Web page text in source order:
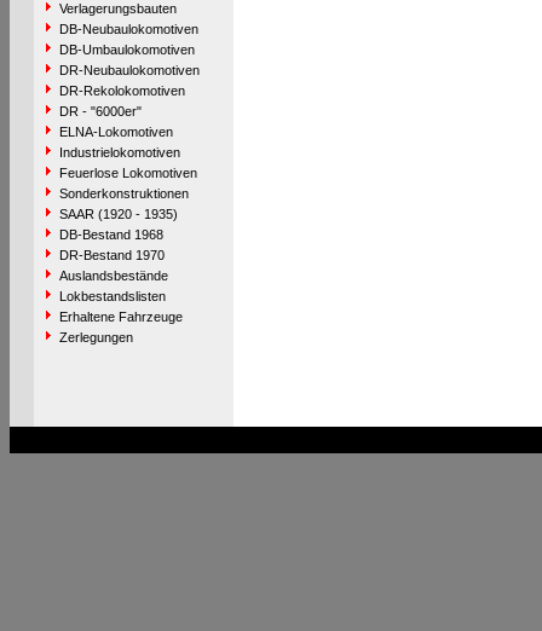
Verlagerungsbauten
DB-Neubaulokomotiven
DB-Umbaulokomotiven
DR-Neubaulokomotiven
DR-Rekolokomotiven
DR - "6000er"
ELNA-Lokomotiven
Industrielokomotiven
Feuerlose Lokomotiven
Sonderkonstruktionen
SAAR (1920 - 1935)
DB-Bestand 1968
DR-Bestand 1970
Auslandsbestände
Lokbestandslisten
Erhaltene Fahrzeuge
Zerlegungen